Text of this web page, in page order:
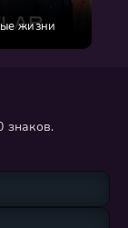
жизни
знаков.